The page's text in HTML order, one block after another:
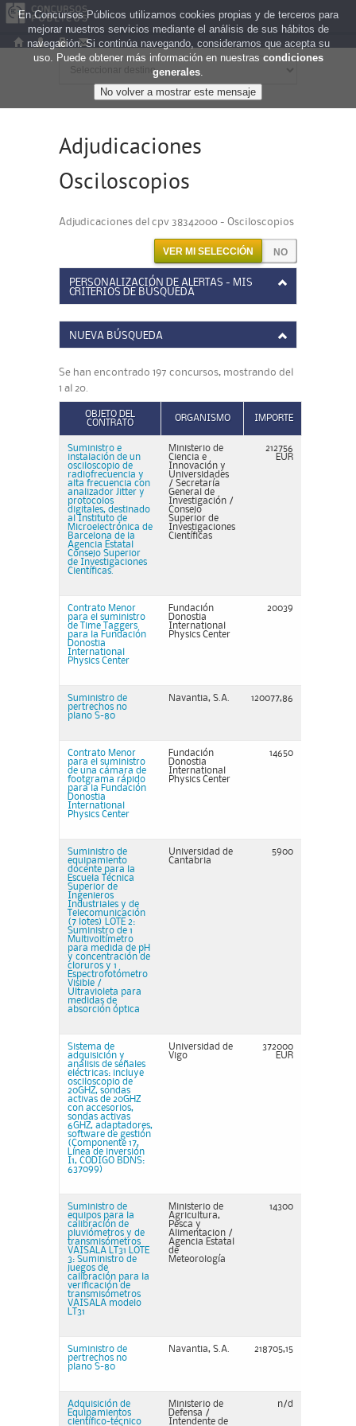
Adjudicaciones
Osciloscopios
Adjudicaciones del cpv 38342000 - Osciloscopios
VER MI SELECCIÓN
PERSONALIZACIÓN DE ALERTAS - MIS
CRITERIOS DE BÚSQUEDA
NUEVA BÚSQUEDA
Se han encontrado 197 concursos, mostrando del
1 al 20.
OBJETO DEL
CONTRATO
ORGANISMO IMPORTE
Suministro e
instalación de un
osciloscopio de
radiofrecuencia y
alta frecuencia con
analizador Jitter y
protocolos
digitales, destinado
al Instituto de
Microelectrónica de
Barcelona de la
Agencia Estatal
Consejo Superior
de Investigaciones
Científicas.
Ministerio de
Ciencia e
Innovación y
Universidades
/ Secretaría
General de
Investigación​​​​​​​ /
Consejo
Superior de
Investigaciones
Científicas
212756
EUR
Contrato Menor
para el suministro
de Time Taggers
para la Fundación
Donostia
International
Physics Center
Fundación
Donostia
International
Physics Center
20039
Suministro de
pertrechos no
plano S-80
Navantia, S.A. 120077,86
Contrato Menor
para el suministro
de una cámara de
footgrama rápido
para la Fundación
Donostia
International
Physics Center
Fundación
Donostia
International
Physics Center
14650
Suministro de
equipamiento
docente para la
Escuela Técnica
Superior de
Ingenieros
Industriales y de
Telecomunicación
(7 lotes) LOTE 2:
Suministro de 1
Multivoltímetro
para medida de pH
y concentración de
cloruros y 1
Espectrofotómetro
Visible /
Ultravioleta para
medidas de
absorción óptica
Universidad de
Cantabria
5900
Sistema de
adquisición y
análisis de señales
eléctricas: incluye
osciloscopio de
20GHZ, sondas
activas de 20GHZ
con accesorios,
sondas activas
6GHZ, adaptadores,
software de gestión
(Componente 17,
Línea de inversión
I1, CODIGO BDNS:
637099)
Universidad de
Vigo
372000
EUR
Suministro de
equipos para la
calibración de
pluviómetros y de
transmisómetros
VAISALA LT31 LOTE
3: Suministro de
juegos de
calibración para la
verificación de
transmisómetros
VAISALA modelo
LT31
Ministerio de
Agricultura,
Pesca y
Alimentacion /
Agencia Estatal
de
Meteorología
14300
Suministro de
pertrechos no
plano S-80
Navantia, S.A. 218705,15
Adquisición de
Equipamientos
científico-técnico
Ministerio de
Defensa /
Intendente de
n/d
En Concursos Públicos utilizamos cookies propias y de terceros para
mejorar nuestros servicios mediante el análisis de sus hábitos de
navegación. Si continúa navegando, consideramos que acepta su
uso. Puede obtener más información en nuestras condiciones
generales.